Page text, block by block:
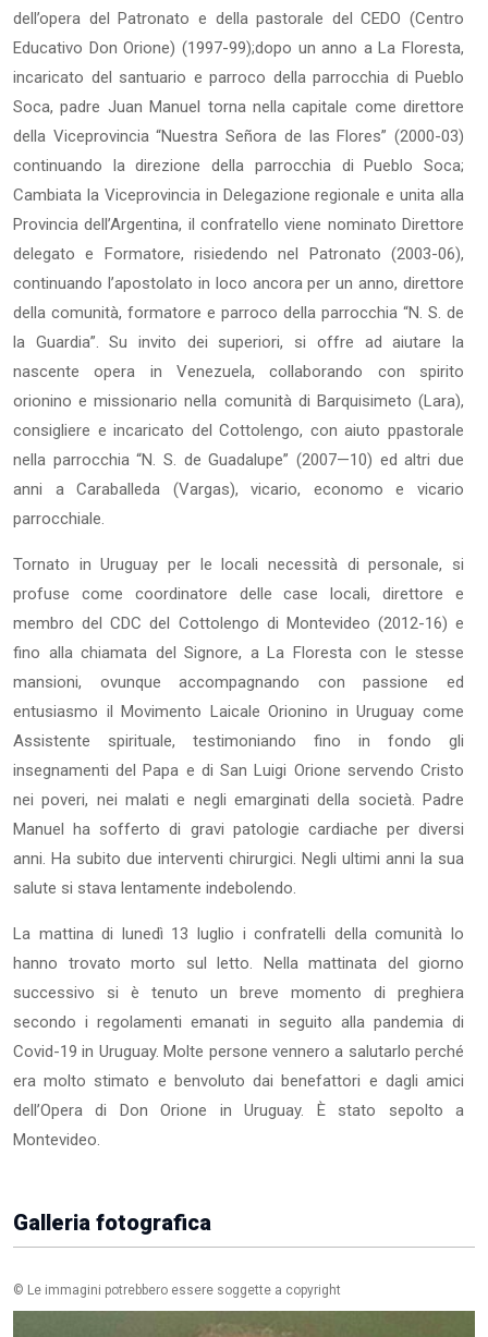
dell’opera del Patronato e della pastorale del CEDO (Centro
Educativo Don Orione) (1997-99);dopo un anno a La Floresta,
incaricato del santuario e parroco della parrocchia di Pueblo
Soca, padre Juan Manuel torna nella capitale come direttore
della Viceprovincia “Nuestra Señora de las Flores” (2000-03)
continuando la direzione della parrocchia di Pueblo Soca;
Cambiata la Viceprovincia in Delegazione regionale e unita alla
Provincia dell’Argentina, il confratello viene nominato Direttore
delegato e Formatore, risiedendo nel Patronato (2003-06),
continuando l’apostolato in loco ancora per un anno, direttore
della comunità, formatore e parroco della parrocchia “N. S. de
la Guardia”. Su invito dei superiori, si offre ad aiutare la
nascente opera in Venezuela, collaborando con spirito
orionino e missionario nella comunità di Barquisimeto (Lara),
consigliere e incaricato del Cottolengo, con aiuto ppastorale
nella parrocchia “N. S. de Guadalupe” (2007—10) ed altri due
anni a Caraballeda (Vargas), vicario, economo e vicario
parrocchiale.
Tornato in Uruguay per le locali necessità di personale, si
profuse come coordinatore delle case locali, direttore e
membro del CDC del Cottolengo di Montevideo (2012-16) e
fino alla chiamata del Signore, a La Floresta con le stesse
mansioni, ovunque accompagnando con passione ed
entusiasmo il Movimento Laicale Orionino in Uruguay come
Assistente spirituale, testimoniando fino in fondo gli
insegnamenti del Papa e di San Luigi Orione servendo Cristo
nei poveri, nei malati e negli emarginati della società. Padre
Manuel ha sofferto di gravi patologie cardiache per diversi
anni. Ha subito due interventi chirurgici. Negli ultimi anni la sua
salute si stava lentamente indebolendo.
La mattina di lunedì 13 luglio i confratelli della comunità lo
hanno trovato morto sul letto. Nella mattinata del giorno
successivo si è tenuto un breve momento di preghiera
secondo i regolamenti emanati in seguito alla pandemia di
Covid-19 in Uruguay. Molte persone vennero a salutarlo perché
era molto stimato e benvoluto dai benefattori e dagli amici
dell’Opera di Don Orione in Uruguay. È stato sepolto a
Montevideo.
Galleria fotografica
© Le immagini potrebbero essere soggette a copyright